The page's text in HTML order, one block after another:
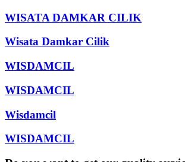
WISATA DAMKAR CILIK
Wisata Damkar Cilik
WISDAMCIL
WISDAMCIL
Wisdamcil
WISDAMCIL